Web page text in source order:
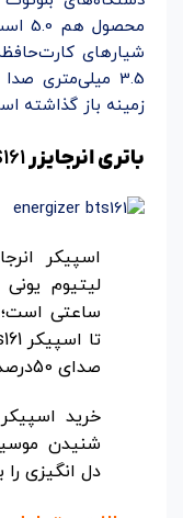
3.5 میلی‌متری
زمینه باز گذاشته
باتری انرجایزر
صدای 50درصد موسیقی پخش می‌کند.
شنیدن
دل انگیزی را